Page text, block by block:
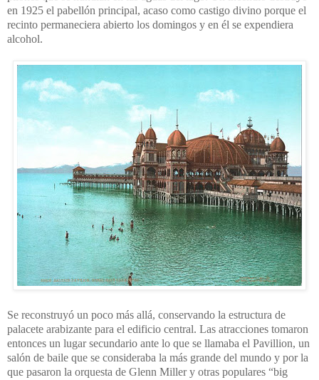
en 1925 el pabellón principal, acaso como castigo divino porque el
recinto permaneciera abierto los domingos y en él se expendiera
alcohol.
Se reconstruyó un poco más allá, conservando la estructura de
palacete arabizante para el edificio central. Las atracciones tomaron
entonces un lugar secundario ante lo que se llamaba el Pavillion, un
salón de baile que se consideraba la más grande del mundo y por la
que pasaron la orquesta de Glenn Miller y otras populares “big